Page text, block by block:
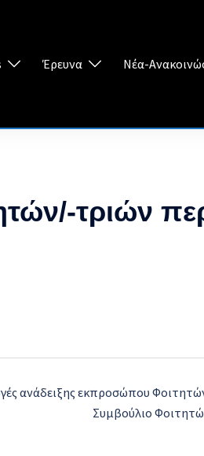
Έρευνα Νέα-
τριών
ανάδειξης εκπροσώπου
Συμβούλιο